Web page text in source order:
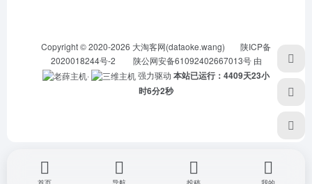
Copyright © 2020-2026 大淘客网(dataoke.wang)
陕ICP备
2020018244号-2
陕公网安备61092402667013号由
·
强力驱动 本站已运行：4409天23小
时6分3秒